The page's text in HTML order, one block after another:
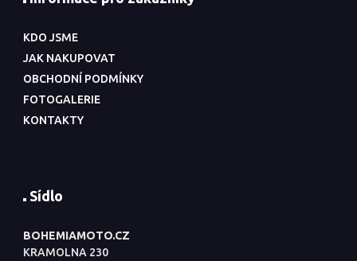
KDO JSME
JAK NAKUPOVAT
OBCHODNÍ PODMÍNKY
FOTOGALERIE
KONTAKTY
Sídlo
BOHEMIAMOTO.CZ
KRAMOLNA 230